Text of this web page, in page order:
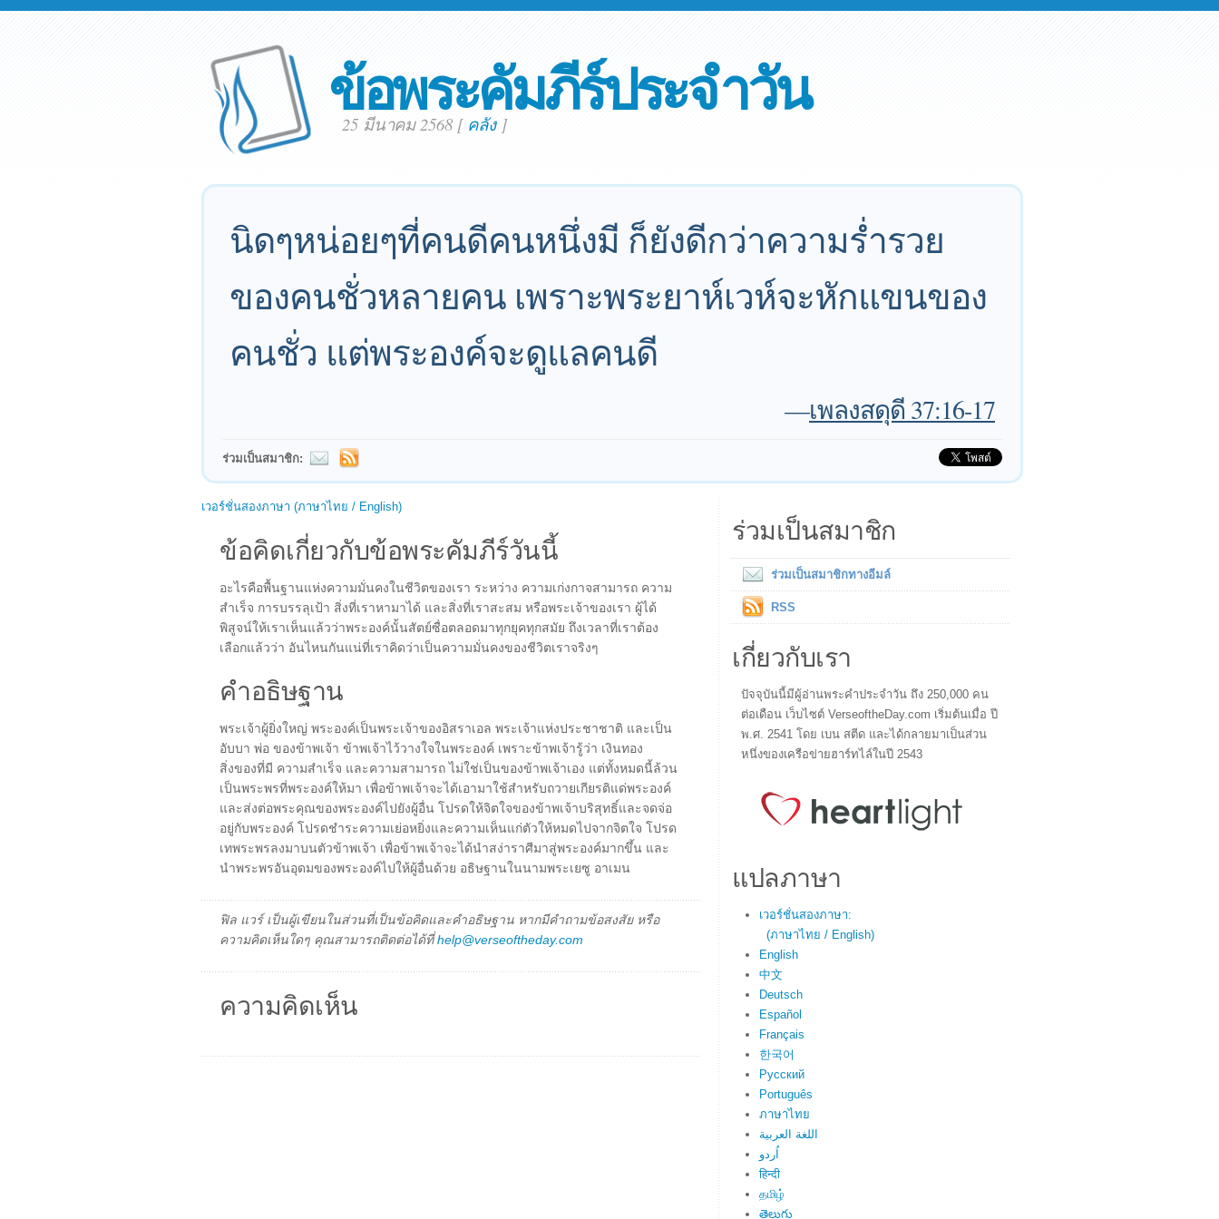
ข้อพระคัมภีร์ประจำวัน
25 มีนาคม 2568 [ คลัง]
นิดๆหน่อยๆที่คนดีคนหนึ่งมี ก็ยังดีกว่าความร่ำรวย
ของคนชั่วหลายคน เพราะพระยาห์เวห์จะหักแขนของ
คนชั่ว แต่พระองค์จะดูแลคนดี
—เพลงสดุดี 37:16-17
ร่วมเป็นสมาชิก:
เวอร์ชั่นสองภาษา (ภาษาไทย / English)
ข้อคิดเกี่ยวกับข้อพระคัมภีร์วันนี้
อะไรคือพื้นฐานแห่งความมั่นคงในชีวิตของเรา ระหว่าง ความเก่งกาจสามารถ ความ
สำเร็จ การบรรลุเป้า สิ่งที่เราหามาได้ และสิ่งที่เราสะสม หรือพระเจ้าของเรา ผู้ได้
พิสูจน์ให้เราเห็นแล้วว่าพระองค์นั้นสัตย์ซื่อตลอดมาทุกยุคทุกสมัย ถึงเวลาที่เราต้อง
เลือกแล้วว่า อันไหนกันแน่ที่เราคิดว่าเป็นความมั่นคงของชีวิตเราจริงๆ
คำอธิษฐาน
พระเจ้าผู้ยิ่งใหญ่ พระองค์เป็นพระเจ้าของอิสราเอล พระเจ้าแห่งประชาชาติ และเป็น
อับบา พ่อ ของข้าพเจ้า ข้าพเจ้าไว้วางใจในพระองค์ เพราะข้าพเจ้ารู้ว่า เงินทอง
สิ่งของที่มี ความสำเร็จ และความสามารถ ไม่ใช่เป็นของข้าพเจ้าเอง แต่ทั้งหมดนี้ล้วน
เป็นพระพรที่พระองค์ให้มา เพื่อข้าพเจ้าจะได้เอามาใช้สำหรับถวายเกียรติแด่พระองค์
และส่งต่อพระคุณของพระองค์ไปยังผู้อื่น โปรดให้จิตใจของข้าพเจ้าบริสุทธิ์และจดจ่อ
อยู่กับพระองค์ โปรดชำระความเย่อหยิ่งและความเห็นแก่ตัวให้หมดไปจากจิตใจ โปรด
เทพระพรลงมาบนตัวข้าพเจ้า เพื่อข้าพเจ้าจะได้นำสง่าราศีมาสู่พระองค์มากขึ้น และ
นำพระพรอันอุดมของพระองค์ไปให้ผู้อื่นด้วย อธิษฐานในนามพระเยซู อาเมน
ฟิล แวร์ เป็นผู้เขียนในส่วนที่เป็นข้อคิดและคำอธิษฐาน หากมีคำถามข้อสงสัย หรือ
ความคิดเห็นใดๆ คุณสามารถติดต่อได้ที่help@verseoftheday.com
ความคิดเห็น
ร่วมเป็นสมาชิก
ร่วมเป็นสมาชิกทางอีมล์
RSS
เกี่ยวกับเรา
ปัจจุบันนี้มีผู้อ่านพระคำประจำวัน ถึง 250,000 คน
ต่อเดือน เว็บไซต์ VerseoftheDay.com เริ่มต้นเมื่อ ปี
พ.ศ. 2541 โดย เบน สตีด และได้กลายมาเป็นส่วน
หนึ่งของเครือข่ายฮาร์ทไล์ในปี 2543
แปลภาษา
เวอร์ชั่นสองภาษา:
(ภาษาไทย / English)
English
中文
Deutsch
Español
Français
한국어
Русский
Português
ภาษาไทย
اللغة العربية
اُردو
हिन्दी
தமிழ்
తెలుగు